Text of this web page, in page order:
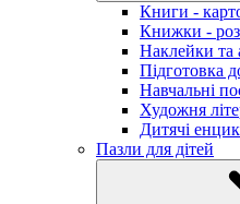
Книги -
Книжки -
Наклейки та
Підготовка
Навчальні
Художня
Дитячі
Пазли для дітей